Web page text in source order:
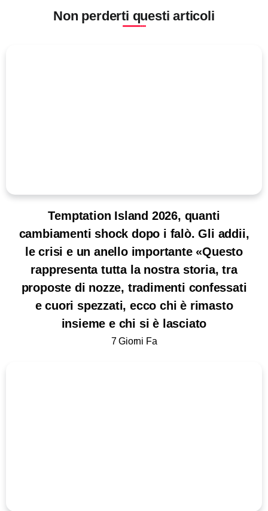
Non perderti questi articoli
Temptation Island 2026, quanti
cambiamenti shock dopo i falò. Gli addii,
le crisi e un anello importante «Questo
rappresenta tutta la nostra storia, tra
proposte di nozze, tradimenti confessati
e cuori spezzati, ecco chi è rimasto
insieme e chi si è lasciato
7 Giorni Fa